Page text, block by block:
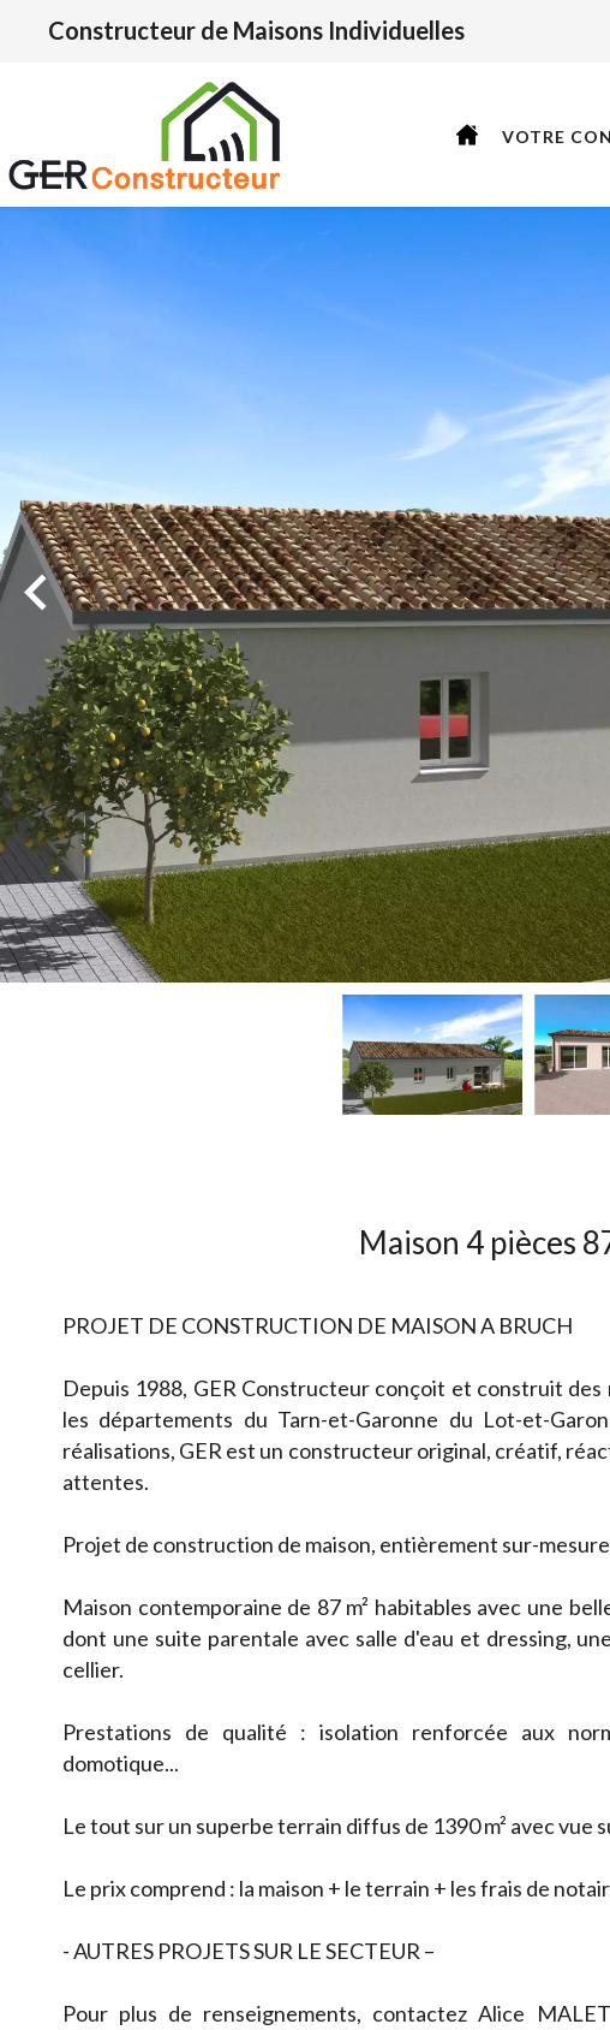
Constructeur de Maisons Individuelles
VOTRE
Maison 4 pièces
PROJET DE CONSTRUCTION DE MAISON A BRUCH
Depuis 1988, GER Constructeur conçoit et construit des
les départements du Tarn-et-Garonne du Lot-et-
réalisations, GER est un constructeur original, créatif,
attentes.
Projet de construction de maison, entièrement sur-
Maison contemporaine de 87 m² habitables avec une
dont une suite parentale avec salle d'eau et dressing,
cellier.
Prestations de qualité : isolation renforcée aux
domotique...
Le tout sur un superbe terrain diffus de 1390 m² avec vue
Le prix comprend : la maison + le terrain + les frais de
- AUTRES PROJETS SUR LE SECTEUR –
Pour plus de renseignements, contactez Alice